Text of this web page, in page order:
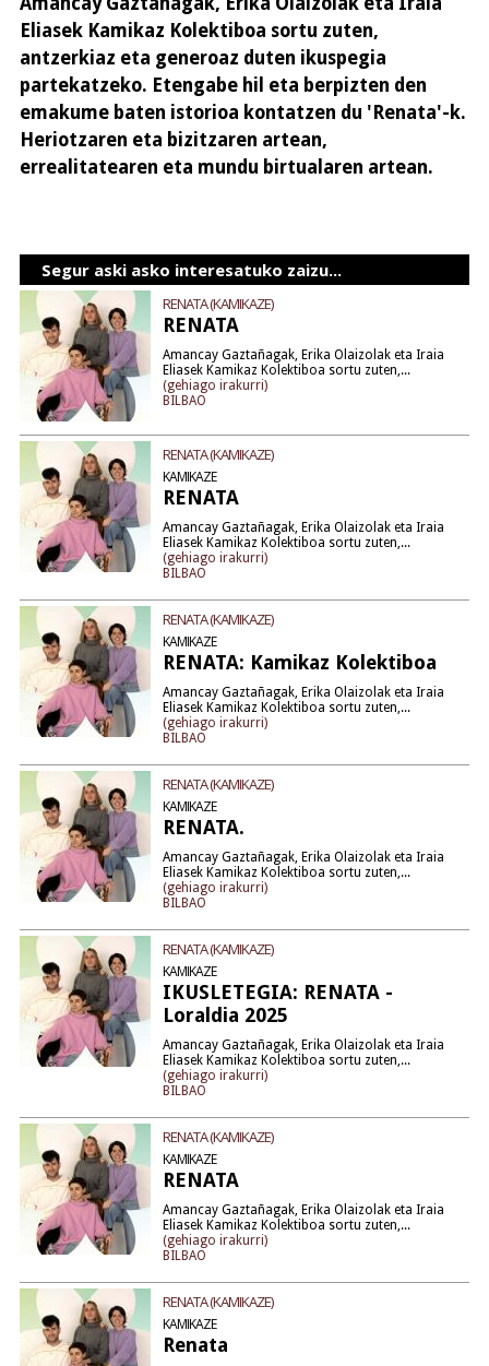
Eliasek Kamikaz Kolektiboa sortu zuten,
antzerkiaz eta generoaz duten ikuspegia
partekatzeko. Etengabe hil eta berpizten den
emakume baten istorioa kontatzen du 'Renata'-k.
Heriotzaren eta bizitzaren artean,
errealitatearen eta mundu birtualaren artean.
Segur aski asko interesatuko zaizu...
RENATA (KAMIKAZE)
RENATA
Amancay Gaztañagak, Erika Olaizolak eta Iraia
Eliasek Kamikaz Kolektiboa sortu zuten,...
(gehiago irakurri)
BILBAO
RENATA (KAMIKAZE)
KAMIKAZE
RENATA
Amancay Gaztañagak, Erika Olaizolak eta Iraia
Eliasek Kamikaz Kolektiboa sortu zuten,...
(gehiago irakurri)
BILBAO
RENATA (KAMIKAZE)
KAMIKAZE
RENATA: Kamikaz Kolektiboa
Amancay Gaztañagak, Erika Olaizolak eta Iraia
Eliasek Kamikaz Kolektiboa sortu zuten,...
(gehiago irakurri)
BILBAO
RENATA (KAMIKAZE)
KAMIKAZE
RENATA.
Amancay Gaztañagak, Erika Olaizolak eta Iraia
Eliasek Kamikaz Kolektiboa sortu zuten,...
(gehiago irakurri)
BILBAO
RENATA (KAMIKAZE)
KAMIKAZE
IKUSLETEGIA: RENATA -
Loraldia 2025
Amancay Gaztañagak, Erika Olaizolak eta Iraia
Eliasek Kamikaz Kolektiboa sortu zuten,...
(gehiago irakurri)
BILBAO
RENATA (KAMIKAZE)
KAMIKAZE
RENATA
Amancay Gaztañagak, Erika Olaizolak eta Iraia
Eliasek Kamikaz Kolektiboa sortu zuten,...
(gehiago irakurri)
BILBAO
RENATA (KAMIKAZE)
KAMIKAZE
Renata